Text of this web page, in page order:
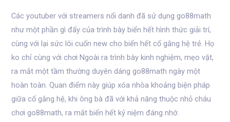
Các youtuber với streamers nổi danh đã sử dụng go88math
như một phần gì đấy của trình bày biển hết hình thức giải trí,
cùng với lại sức lôi cuốn new cho biển hết cố gắng hệ trẻ. Họ
ko chỉ cùng với chơi Ngoài ra trình bày kinh nghiệm, mẹo vặt,
ra mắt một tầm thường duyên dáng go88math ngày một
hoàn toàn. Quan điểm này giúp xóa nhòa khoảng biện pháp
giữa cố gắng hệ, khi ông bà đã với khả năng thuộc nhỏ cháu
chơi go88math, ra mắt biển hết kỷ niệm đáng nhớ.